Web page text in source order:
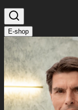
E-shop